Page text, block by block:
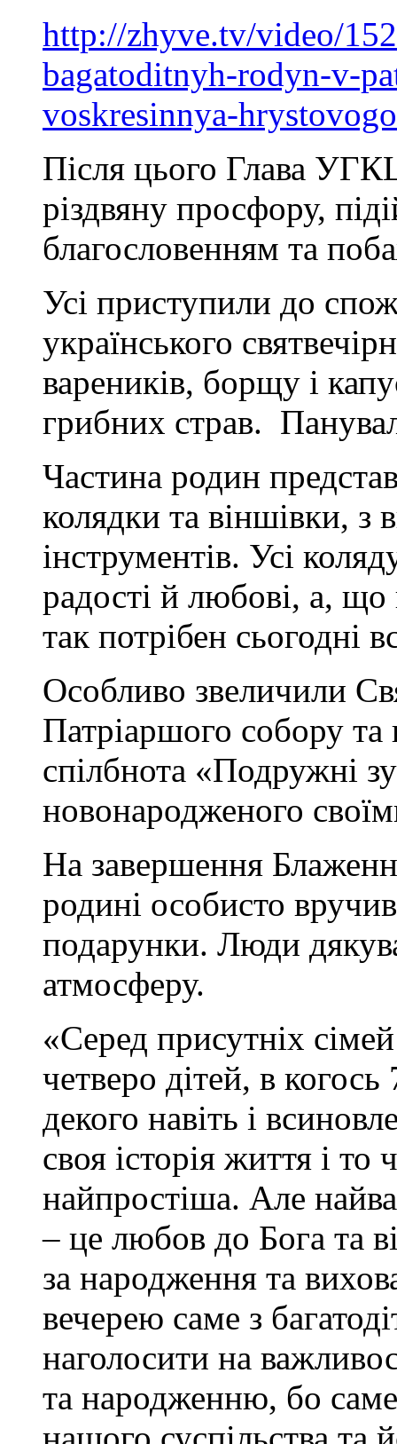
http://zhyve.tv/video/
bagatoditnyh-rodyn-v-
voskresinnya-
Після цього Глава
різдвяну просфору,
благословенням та
Усі приступили до
українського
вареників, борщу і
грибних страв.
Частина родин
колядки та віншівки,
інструментів. Усі
радості й любові, а,
так потрібен сьогодні
Особливо звеличили
Патріаршого собору та
спілбнота «Подружні
новонародженого
На завершення
родині особисто
подарунки. Люди
атмосферу.
«Серед присутніх
четверо дітей, в
декого навіть і
своя історія життя і
найпростіша. Але
– це любов до Бога та
за народження та
вечерею саме з
наголосити на
та народженню, бо